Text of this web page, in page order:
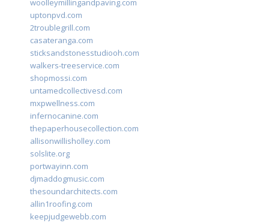
woolleymillingandpaving.com
uptonpvd.com
2troublegrill.com
casateranga.com
sticksandstonesstudiooh.com
walkers-treeservice.com
shopmossi.com
untamedcollectivesd.com
mxpwellness.com
infernocanine.com
thepaperhousecollection.com
allisonwillisholley.com
solslite.org
portwayinn.com
djmaddogmusic.com
thesoundarchitects.com
allin1roofing.com
keepjudgewebb.com